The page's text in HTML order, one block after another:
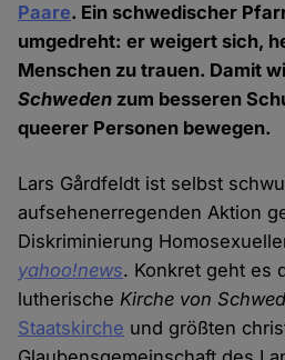
Paare. Ein schwedischer
umgedreht: er weigert sich,
Menschen zu trauen. Damit
Schweden zum besseren
queerer Personen bewegen.
Lars Gårdfeldt ist selbst
aufsehenerregenden Aktion
Diskriminierung
yahoo!news. Konkret geht es
lutherischeKirche von
Staatskirche und größten